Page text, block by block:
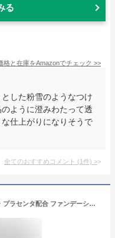
る
格と在庫をAmazonでチェック >>
した粉雪のようなつけ
ように澄みわたって透
仕上がりになりそうで
全てのおすすめコメント (1件) >
フェイスパウダー 真珠パウダー バラ プラセンタ配合 ファンデーション パウダー CHIECO フェイスパウダー 毛穴レス 大容量 無添加 毛穴カバー